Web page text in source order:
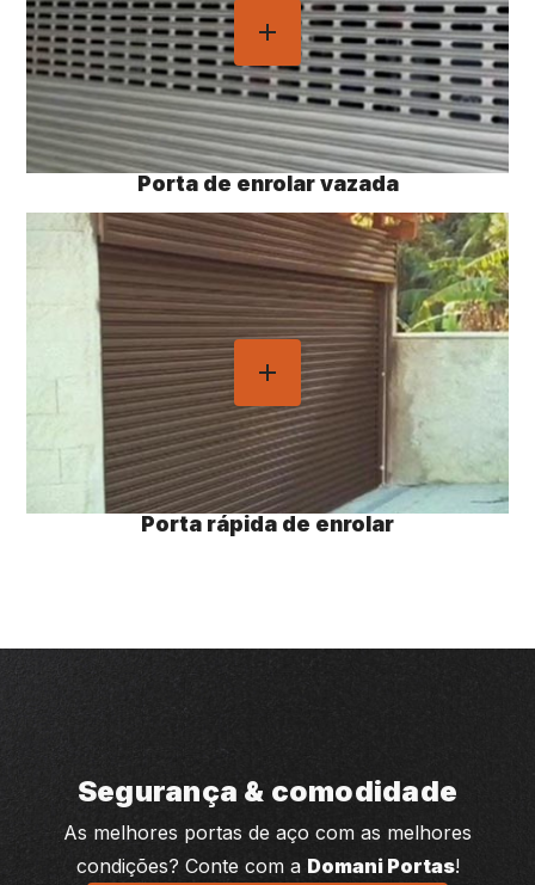
Porta de enrolar vazada
Porta rápida de enrolar
Segurança & comodidade
As melhores portas de aço com as melhores
condições? Conte com a Domani Portas!